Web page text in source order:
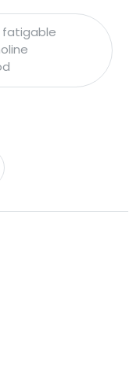
fatigable